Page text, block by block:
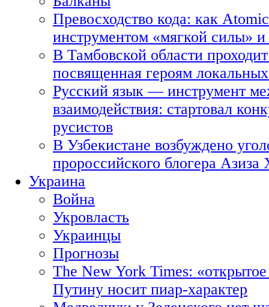
Превосходство кода: как
инструментом «мягкой силы» и
В Тамбовской области
посвященная героям
Русский язык — инструмент
взаимодействия: стартовал
русистов
В Узбекистане возбуждено
пророссийского блогера Азиза
Украина
Война
Укровласть
Украинцы
Прогнозы
The New York Times:
Путину носит пиар-характер